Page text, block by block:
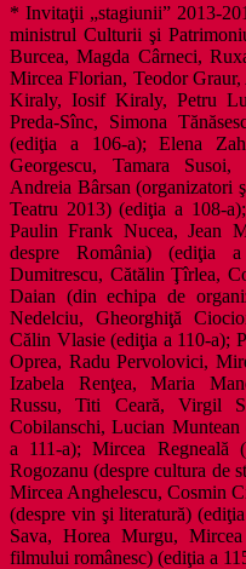
* Invitaţii „stagiunii” 2013-
ministrul Culturii şi
Burcea, Magda Cârneci,
Mircea Florian, Teodor
Kiraly, Iosif Kiraly, Petru
Preda-Sînc, Simona
(ediţia a 106-a); Elena
Georgescu, Tamara
Andreia Bârsan (organizatori
Teatru 2013) (ediţia a 108-
Paulin Frank Nucea, Jean
despre România) (ediţia
Dumitrescu, Cătălin Ţîrlea,
Daian (din echipa de
Nedelciu, Gheorghiţă
Călin Vlasie (ediţia a 110-a);
Oprea, Radu Pervolovici,
Izabela Renţea, Maria
Russu, Titi Ceară, Virgil
Cobilanschi, Lucian Muntean
a 111-a); Mircea Regneală
Rogozanu (despre cultura de
Mircea Anghelescu, Cosmin
(despre vin şi literatură)
Sava, Horea Murgu,
filmului românesc) (ediţia a